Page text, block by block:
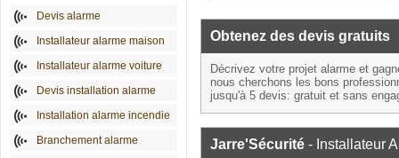
Devis alarme
Installateur alarme maison
Installateur alarme voiture
Devis installation alarme
Installation alarme incendie
Branchement alarme
Obtenez des devis gratuits
Décrivez votre projet alarme et
nous cherchons les bons
jusqu'à 5 devis: gratuit et sans
Jarre'Sécurité - Installateur